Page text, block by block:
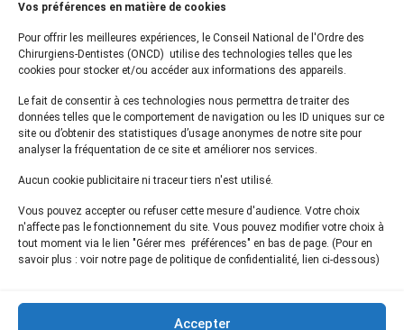
Vos préférences en matière de cookies
Pour offrir les meilleures expériences, le Conseil National de l'Ordre des
Chirurgiens-Dentistes (ONCD) utilise des technologies telles que les
cookies pour stocker et/ou accéder aux informations des appareils.
Le fait de consentir à ces technologies nous permettra de traiter des
données telles que le comportement de navigation ou les ID uniques sur ce
site ou d’obtenir des statistiques d’usage anonymes de notre site pour
analyser la fréquentation de ce site et améliorer nos services.
Aucun cookie publicitaire ni traceur tiers n'est utilisé.
Vous pouvez accepter ou refuser cette mesure d'audience. Votre choix
n'affecte pas le fonctionnement du site. Vous pouvez modifier votre choix à
tout moment via le lien "Gérer mes préférences" en bas de page. (Pour en
savoir plus : voir notre page de politique de confidentialité, lien ci-dessous)
Accepter
01 44 34 78 80
courrier@oncd.org
Actualités
Presse
Informations légales
Plan du site
Inscrivez-vous à notrenewsletter